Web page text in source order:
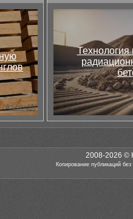
Технология
2008-2026 ©
Копирование публикаций